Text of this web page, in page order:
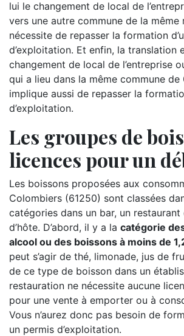
lui le changement de local de
vers une autre commune de la même
nécessite de repasser la formation
d’exploitation. Et enfin, la translation
changement de local de l’entreprise
qui a lieu dans la même commune de
implique aussi de repasser la
d’exploitation.
Les groupes de
licences pour un
Les boissons proposées aux
Colombiers (61250) sont classées
catégories dans un bar, un restaurant
d’hôte. D’abord, il y a la catégorie
alcool ou des boissons à moins de
peut s’agir de thé, limonade, jus de
de ce type de boisson dans un
restauration ne nécessite aucune
pour une vente à emporter ou à
Vous n’aurez donc pas besoin de
un permis d’exploitation.